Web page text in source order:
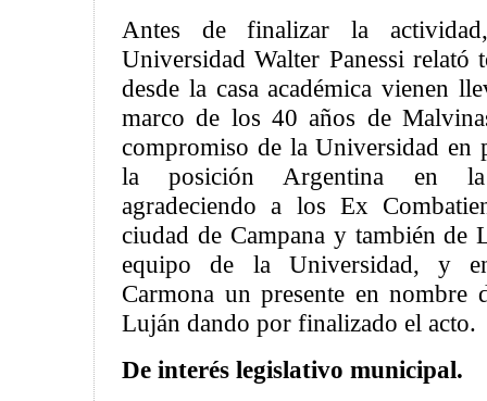
Antes de finalizar la
Universidad Walter Panessi relató
desde la casa académica vienen
marco de los 40 años de
compromiso de la Universidad en
la posición Argentina en la
agradeciendo a los Ex
ciudad de Campana y también de
equipo de la Universidad, y
Carmona un presente en nombre
Luján dando por finalizado el acto.
De interés legislativo municipal.